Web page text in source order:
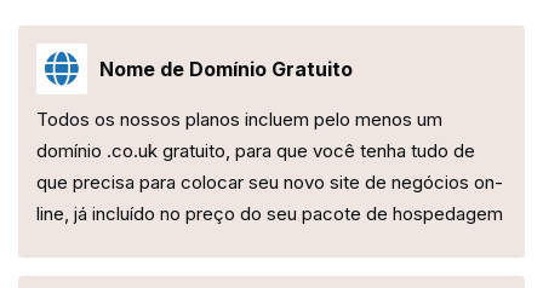
Nome de Domínio Gratuito
Todos os nossos planos incluem pelo menos um
domínio .co.uk gratuito, para que você tenha tudo de
que precisa para colocar seu novo site de negócios on-
line, já incluído no preço do seu pacote de hospedagem